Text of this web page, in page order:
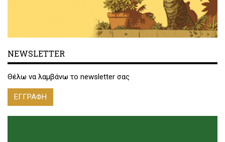
NEWSLETTER
Θέλω να λαμβάνω το newsletter σας
ΕΓΓΡΑΦΗ